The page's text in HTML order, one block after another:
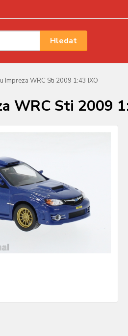
Hledat
Impreza WRC Sti 2009 1:43 IXO
WRC Sti 2009